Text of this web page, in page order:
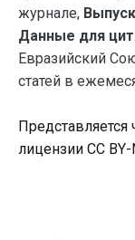
журнале,
Данные для
Евразийский
статей в
Представляется
лицензии CC BY-